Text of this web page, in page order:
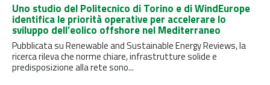
Uno studio del Politecnico di Torino e di WindEurope
identifica le priorità operative per accelerare lo
sviluppo dell’eolico offshore nel Mediterraneo
Pubblicata su Renewable and Sustainable Energy Reviews, la
ricerca rileva che norme chiare, infrastrutture solide e
predisposizione alla rete sono...